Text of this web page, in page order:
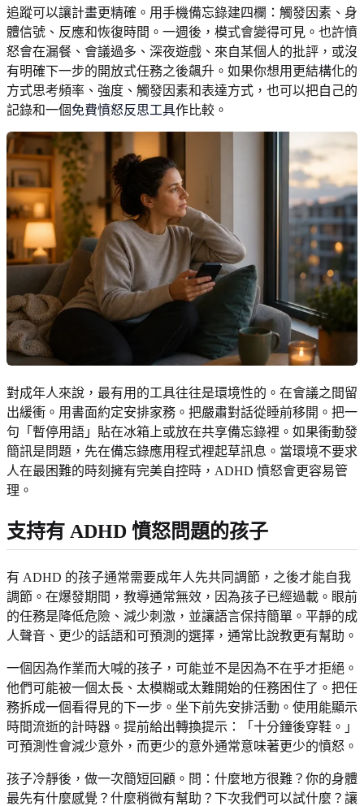
追蹤可以讓計畫更精確。用手機備忘錄建四欄：觸發因素、身
體信號、反應和恢復時間。一週後，模式會變得可見。也許憤
怒會在漏餐、會議過多、深夜遊戲、來自某個人的批評，或沒
有明確下一步的開放式任務之後飆升。如果你想用更結構化的
方式思考頻率、強度、觸發因素和表達方式，也可以把自己的
記錄和一個免費憤怒反思工具作比較。
對成年人來說，最有用的工具往往是環境性的。在會議之間留
出緩衝。用書面約定安排家務。把嚴肅對話從睡前移開。把一
句「暫停用語」貼在冰箱上或放在共享備忘錄裡。如果衝動發
簡訊是問題，先在備忘錄應用程式裡起草訊息。當環境不要求
人在最困難的時刻擁有完美自控時，ADHD 憤怒會更容易管
理。
支持有 ADHD 憤怒問題的孩子
有 ADHD 的孩子通常需要成年人先共同調節，之後才能自我
調節。在爆發期間，教導通常無效，因為孩子已經過載。眼前
的任務是降低危險、減少刺激，並讓語言保持簡單。平靜的成
人聲音、更少的話語和可預測的選擇，通常比說教更有幫助。
一個因為作業而大喊的孩子，可能並不是因為不在乎才拒絕。
他們可能被一個太長、太模糊或太難開始的任務困住了。把任
務拆成一個看得見的下一步。坐下前先安排活動。使用能顯示
時間流逝的計時器。提前給出轉換提示：「十分鐘後穿鞋。」
可預測性會減少意外，而更少的意外通常意味著更少的憤怒。
孩子冷靜後，做一次簡短回顧。問：什麼地方很難？你的身體
最先有什麼感覺？什麼稍微有幫助？下次我們可以試什麼？讓